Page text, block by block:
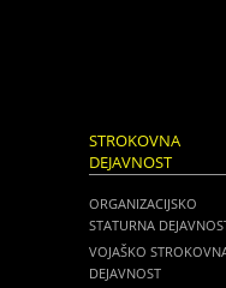
STROKOVNA
DEJAVNOST
ORGANIZACIJSKO
STATURNA
VOJAŠKO
DEJAVNOST